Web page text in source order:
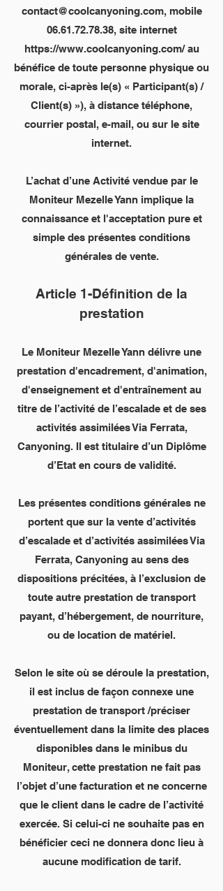
contact@coolcanyoning.com, mobile
06.61.72.78.38, site internet
https://www.coolcanyoning.com/ au
bénéfice de toute personne physique ou
morale, ci-après le(s) « Participant(s) /
Client(s) »), à distance téléphone,
courrier postal, e-mail, ou sur le site
internet.
L’achat d’une Activité vendue par le
Moniteur Mezelle Yann implique la
connaissance et l'acceptation pure et
simple des présentes conditions
générales de vente.
Article 1-Définition de la
prestation
Le Moniteur Mezelle Yann délivre une
prestation d'encadrement, d'animation,
d'enseignement et d'entraînement au
titre de l’activité de l’escalade et de ses
activités assimilées Via Ferrata,
Canyoning. Il est titulaire d’un Diplôme
d’Etat en cours de validité.
Les présentes conditions générales ne
portent que sur la vente d’activités
d’escalade et d’activités assimilées Via
Ferrata, Canyoning au sens des
dispositions précitées, à l’exclusion de
toute autre prestation de transport
payant, d’hébergement, de nourriture,
ou de location de matériel.
Selon le site où se déroule la prestation,
il est inclus de façon connexe une
prestation de transport /préciser
éventuellement dans la limite des places
disponibles dans le minibus du
Moniteur, cette prestation ne fait pas
l’objet d’une facturation et ne concerne
que le client dans le cadre de l’activité
exercée. Si celui-ci ne souhaite pas en
bénéficier ceci ne donnera donc lieu à
aucune modification de tarif.